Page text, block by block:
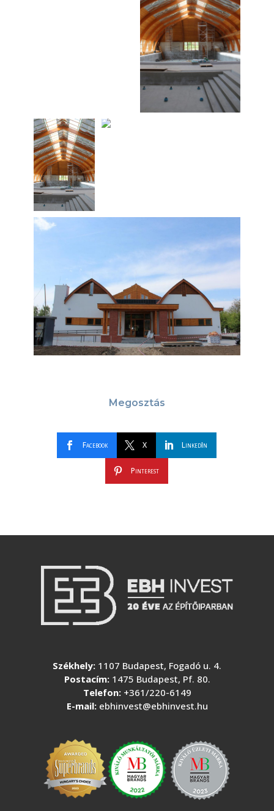
Megosztás
Facebook X LinkedIn
Pinterest
Székhely: 1107 Budapest, Fogadó u. 4.
Postacím:1475 Budapest, Pf. 80.
Telefon: +361/220-6149
E-mail: ebhinvest@ebhinvest.hu